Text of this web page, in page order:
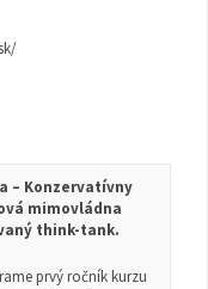
– Konzervatívny
mimovládna
think-tank.
prvý ročník kurzu